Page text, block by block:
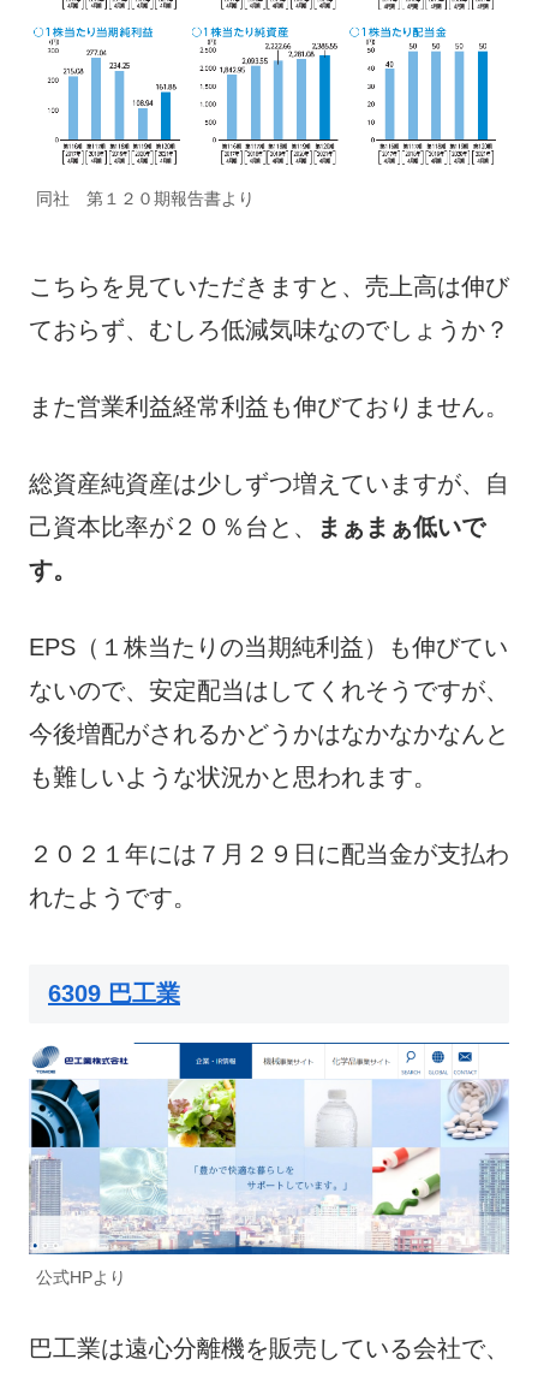
同社 第１２０期報告書より
こちらを見ていただきますと、売上高は伸び
ておらず、むしろ低減気味なのでしょうか？
また営業利益経常利益も伸びておりません。
総資産純資産は少しずつ増えていますが、自
己資本比率が２０％台と、
まぁまぁ低いで
す。
EPS（１株当たりの当期純利益）も伸びてい
ないので、安定配当はしてくれそうですが、
今後増配がされるかどうかはなかなかなんと
も難しいような状況かと思われます。
２０２１年には７月２９日に配当金が支払わ
れたようです。
6309 巴工業
公式HPより
巴工業は遠心分離機を販売している会社で、